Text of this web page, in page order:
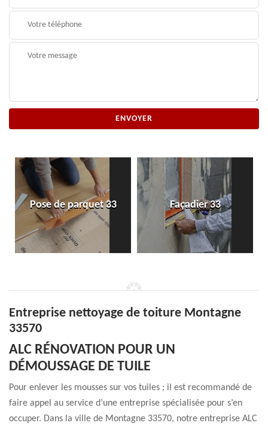
Pose de parquet 33 Façadier 33
Entreprise nettoyage de toiture Montagne
33570
ALC RÉNOVATION POUR UN
DÉMOUSSAGE DE TUILE
Pour enlever les mousses sur vos tuiles ; il est recommandé de
faire appel au service d’une entreprise spécialisée pour s’en
occuper. Dans la ville de Montagne 33570, notre entreprise ALC